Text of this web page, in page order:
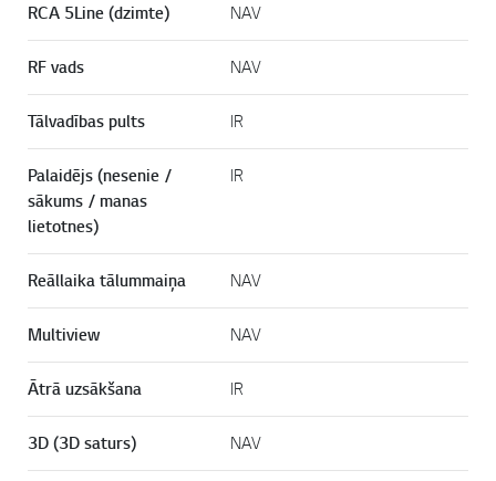
RCA 5Line (dzimte) NAV
RF vads NAV
Tālvadības pults IR
Palaidējs (nesenie /
sākums / manas
lietotnes)
IR
Reāllaika tālummaiņa NAV
Multiview NAV
Ātrā uzsākšana IR
3D (3D saturs) NAV